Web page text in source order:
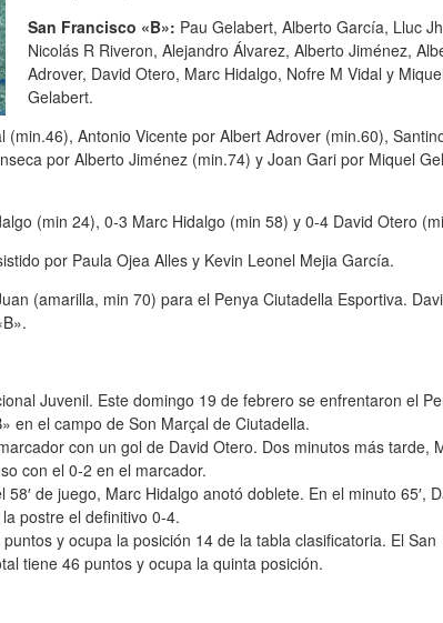
San Francisco «B»: Pau Gelabert, Alberto García, Lluc
Nicolás R Riveron, Alejandro Álvarez, Alberto Jiménez,
Adrover, David Otero, Marc Hidalgo, Nofre M Vidal y Miquel
Gelabert.
(min.46), Antonio Vicente por Albert Adrover (min.60),
por Alberto Jiménez (min.74) y Joan Gari por Miquel
(min 24), 0-3 Marc Hidalgo (min 58) y 0-4 David Otero
por Paula Ojea Alles y Kevin Leonel Mejia García.
(amarilla, min 70) para el Penya Ciutadella Esportiva.
Juvenil. Este domingo 19 de febrero se enfrentaron el
en el campo de Son Marçal de Ciutadella.
con un gol de David Otero. Dos minutos más tarde,
con el 0-2 en el marcador.
de juego, Marc Hidalgo anotó doblete. En el minuto 65′,
postre el definitivo 0-4.
y ocupa la posición 14 de la tabla clasificatoria. El San
tiene 46 puntos y ocupa la quinta posición.